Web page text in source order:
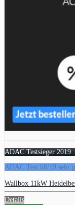
ADAC Testsieger 2019
ADAC Test 08/19 sehr
Wallbox 11kW
Details